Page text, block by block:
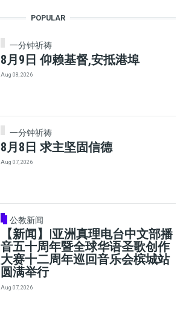
POPULAR
一分钟祈祷
8月9日 仰赖基督,安抵港埠
Aug 08, 2026
一分钟祈祷
8月8日 求主坚固信德
Aug 07, 2026
公教新闻
【新闻】|亚洲真理电台中文部播
音五十周年暨全球华语圣歌创作
大赛十二周年巡回音乐会槟城站
圆满举行
Aug 07, 2026